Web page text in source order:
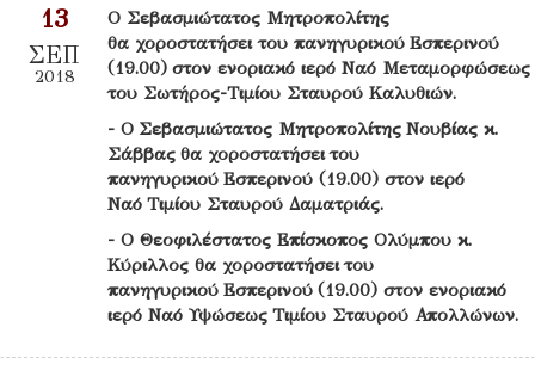
13
ΣΕΠ
2018
Ο Σεβασμιώτατος Μητροπολίτης
θα χοροστατήσει του πανηγυρικού Εσπερινού
(19.00) στον ενοριακό ιερό Ναό Μεταμορφώσεως
του Σωτήρος-Τιμίου Σταυρού Καλυθιών.
- Ο Σεβασμιώτατος Μητροπολίτης Νουβίας κ.
Σάββας θα χοροστατήσει του
πανηγυρικού Εσπερινού (19.00) στον ιερό
Ναό Τιμίου Σταυρού Δαματριάς.
- Ο Θεοφιλέστατος Επίσκοπος Ολύμπου κ.
Κύριλλος θα χοροστατήσει του
πανηγυρικού Εσπερινού (19.00) στον ενοριακό
ιερό Ναό Υψώσεως Τιμίου Σταυρού Απολλώνων.